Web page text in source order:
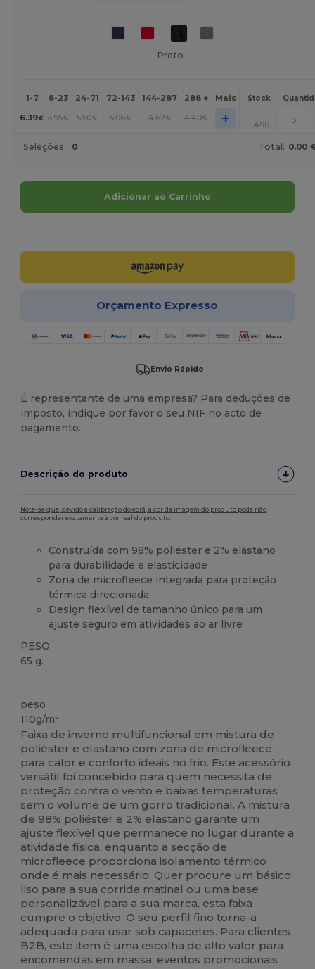
Preto
1-7 8-23 24-71 72-143 144-287 288 + Mais Stock
6.39€ 5.95€ 5.50€ 5.06€ 4.62€ 4.40€ + 490
Seleções: 0 Total: 0.00
Adicionar ao Carrinho
Orçamento Expresso
Envio Rápido
É representante de uma empresa? Para deduções de
imposto, indique por favor o seu NIF no acto de
pagamento.
Descrição do produto
Note-se que, devido à calibração do ecrã, a cor da imagem do produto pode não
corresponder exatamente à cor real do produto.
Construída com 98% poliéster e 2% elastano
para durabilidade e elasticidade
Zona de microfleece integrada para proteção
térmica direcionada
Design flexível de tamanho único para um
ajuste seguro em atividades ao ar livre
PESO
65 g.
peso
110g/m²
Faixa de inverno multifuncional em mistura de
poliéster e elastano com zona de microfleece
para calor e conforto ideais no frio. Este acessório
versátil foi concebido para quem necessita de
proteção contra o vento e baixas temperaturas
sem o volume de um gorro tradicional. A mistura
de 98% poliéster e 2% elastano garante um
ajuste flexível que permanece no lugar durante a
atividade física, enquanto a secção de
microfleece proporciona isolamento térmico
onde é mais necessário. Quer procure um básico
liso para a sua corrida matinal ou uma base
personalizável para a sua marca, esta faixa
cumpre o objetivo. O seu perfil fino torna-a
adequada para usar sob capacetes. Para clientes
B2B, este item é uma escolha de alto valor para
encomendas em massa, eventos promocionais